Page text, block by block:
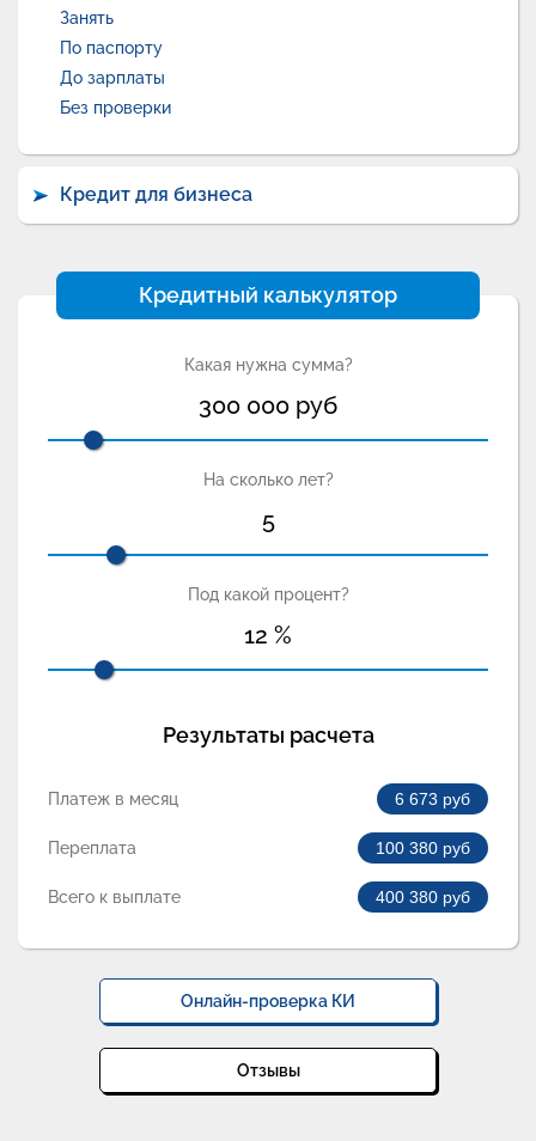
Занять
По паспорту
До зарплаты
Без проверки
Кредит для бизнеса
Кредитный калькулятор
Какая нужна сумма?
300 000 руб
На сколько лет?
5
Под какой процент?
12 %
Результаты расчета
Платеж в месяц 6 673 руб
Переплата 100 380 руб
Всего к выплате 400 380 руб
Онлайн-проверка КИ
Отзывы